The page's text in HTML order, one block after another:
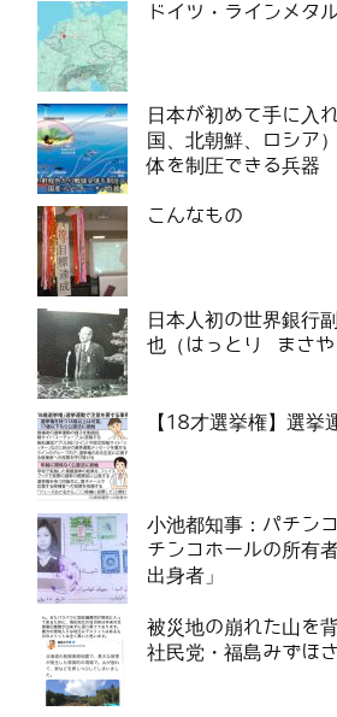
ドイツ・ラインメタ
日本が初めて手に入
国、北朝鮮、ロシア
体を制圧できる兵器
こんなもの
日本人初の世界銀行
也（はっとり まさ
【18才選挙権】選挙
小池都知事：パチン
チンコホールの所有
出身者」
被災地の崩れた山を
社民党・福島みずほ